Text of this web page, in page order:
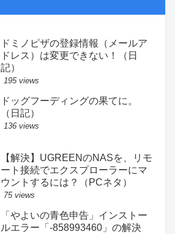
ドミノピザの登録情報（メールア
ドレス）は変更できない！（日
記）
195 views
ドッグフーディングの果てに。
（日記）
136 views
【解決】UGREENのNASを、リモ
ート接続でエクスプローラーにマ
ウントするには？（PCネタ）
75 views
「やよいの青色申告」インストー
ルエラー「-858993460」の解決